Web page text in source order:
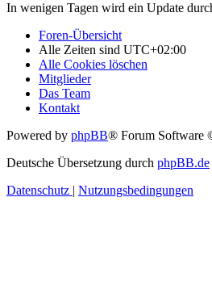
In wenigen Tagen wird ein Update
Foren-Übersicht
Alle Zeiten sind UTC+02:00
Alle Cookies löschen
Mitglieder
Das Team
Kontakt
Powered by phpBB® Forum Software
Deutsche Übersetzung durch phpBB.de
Datenschutz | Nutzungsbedingungen